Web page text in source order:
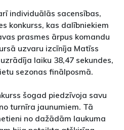
individuālās sacensības,
konkurss, kas dalībniekiem
prasmes ārpus komandu
uzvaru izcīnīja Matīss
laiku 38,47 sekundes,
sezonas finālposmā.
šogad piedzīvoja savu
turnīra jaunumiem. Tā
no dažādām laukuma